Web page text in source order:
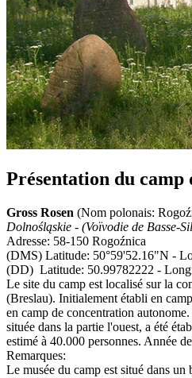
Présentation du camp
Gross Rosen (Nom polonais:
Dolnośląskie - (Voïvodie de Basse-
Adresse: 58-150 Rogoźnica
(DMS) Latitude: 50°59'52.16"N -
(DD) Latitude: 50.99782222 -
Le site du camp est localisé sur la
(Breslau). Initialement établi en
en camp de concentration
située dans la partie l'ouest, a été
estimé à 40.000 personnes. Année
Remarques:
Le musée du camp est situé dans